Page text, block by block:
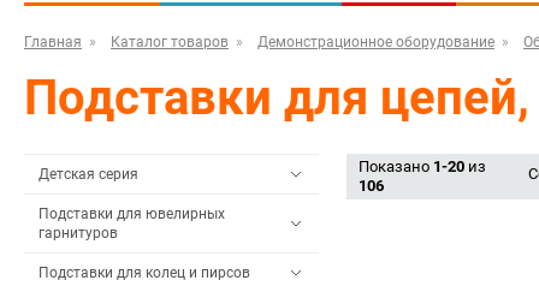
Главная Каталог товаров Демонстрационное оборудование
Подставки для
Детская серия
Подставки для ювелирных
гарнитуров
Подставки для колец и пирсов
Показано 1-20 из
106